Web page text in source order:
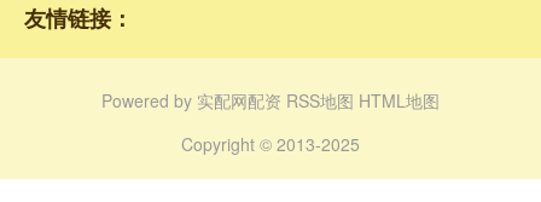
友情链接：
Powered by 实配网配资 RSS地图 HTML地图
Copyright © 2013-2025